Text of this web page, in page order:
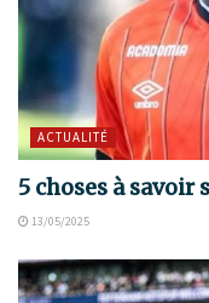
ACTUALITÉ
5 choses à
13/05/2025